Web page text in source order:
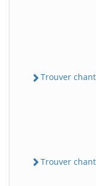
Trouver
Trouver